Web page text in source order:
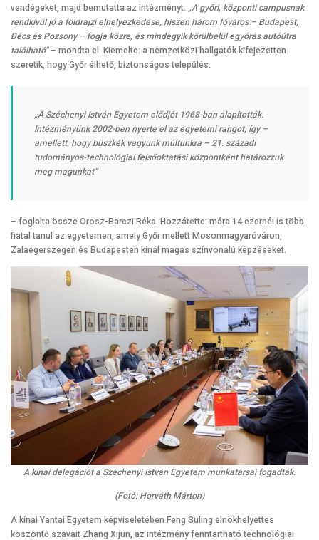
vendégeket, majd bemutatta az intézményt. „A győri, központi campusnak
rendkívül jó a földrajzi elhelyezkedése, hiszen három főváros – Budapest,
Bécs és Pozsony – fogja közre, és mindegyik körülbelül egyórás autóútra
található”– mondta el. Kiemelte: a nemzetközi hallgatók kifejezetten
szeretik, hogy Győr élhető, biztonságos település.
„A Széchenyi István Egyetem elődjét 1968-ban alapították.
Intézményünk 2002-ben nyerte el az egyetemi rangot, így –
amellett, hogy büszkék vagyunk múltunkra – 21. századi
tudományos-technológiai felsőoktatási központként határozzuk
meg magunkat”
– foglalta össze Orosz-Barczi Réka. Hozzátette: mára 14 ezernél is több
fiatal tanul az egyetemen, amely Győr mellett Mosonmagyaróváron,
Zalaegerszegen és Budapesten kínál magas színvonalú képzéseket.
A kínai delegációt a Széchenyi István Egyetem munkatársai fogadták.
(Fotó: Horváth Márton)
A kínai Yantai Egyetem képviseletében Feng Suling elnökhelyettes
köszöntő szavait Zhang Xijun, az intézmény fenntartható technológiai